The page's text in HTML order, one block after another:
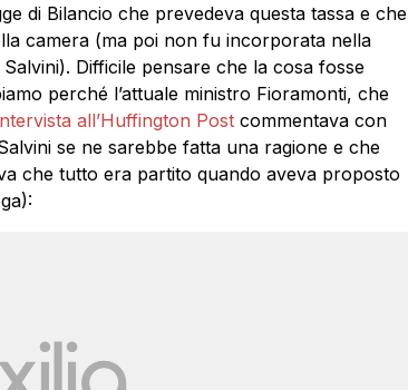
di Bilancio che prevedeva questa tassa e che
camera (ma poi non fu incorporata nella
Difficile pensare che la cosa fosse
perché l’attuale ministro Fioramonti, che
all’Huffington Postcommentava con
se ne sarebbe fatta una ragione e che
che tutto era partito quando aveva proposto